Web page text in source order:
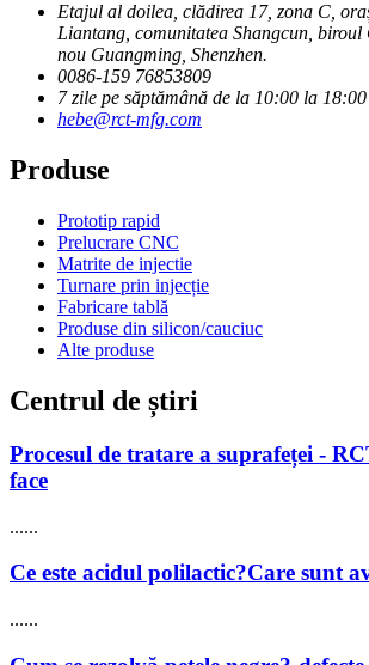
Etajul al doilea, clădirea 17, zona C,
Liantang, comunitatea Shangcun,
nou Guangming, Shenzhen.
0086-159 76853809
7 zile pe săptămână de la 10:00 la 18:00
hebe@rct-mfg.com
Produse
Prototip rapid
Prelucrare CNC
Matrite de injectie
Turnare prin injecție
Fabricare tablă
Produse din silicon/cauciuc
Alte produse
Centrul de știri
Procesul de tratare a suprafeței -
face
......
Ce este acidul polilactic?Care sunt
......